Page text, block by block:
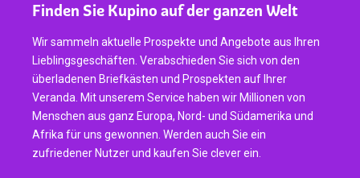
Finden Sie Kupino auf der ganzen Welt
Wir sammeln aktuelle Prospekte und Angebote aus Ihren
Lieblingsgeschäften. Verabschieden Sie sich von den
überladenen Briefkästen und Prospekten auf Ihrer
Veranda. Mit unserem Service haben wir Millionen von
Menschen aus ganz Europa, Nord- und Südamerika und
Afrika für uns gewonnen. Werden auch Sie ein
zufriedener Nutzer und kaufen Sie clever ein.